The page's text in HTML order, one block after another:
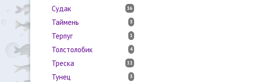
Судак 16
Таймень 3
Терпуг 1
Толстолобик 4
Треска 11
Тунец 3